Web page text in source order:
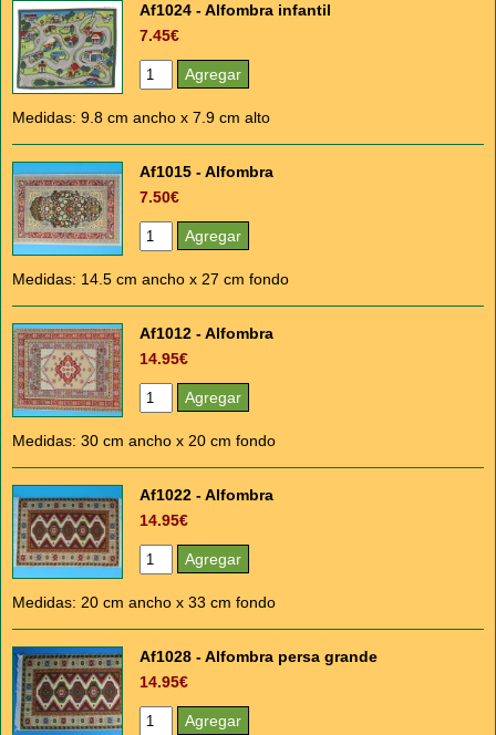
Af1024 - Alfombra infantil
7.45€
Medidas: 9.8 cm ancho x 7.9 cm alto
Af1015 - Alfombra
7.50€
Medidas: 14.5 cm ancho x 27 cm fondo
Af1012 - Alfombra
14.95€
Medidas: 30 cm ancho x 20 cm fondo
Af1022 - Alfombra
14.95€
Medidas: 20 cm ancho x 33 cm fondo
Af1028 - Alfombra persa grande
14.95€